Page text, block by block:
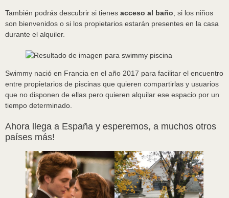
También podrás descubrir si tienes acceso al baño , si los niños
son bienvenidos o si los propietarios estarán presentes en la casa
durante el alquiler.
Swimmy nació en Francia en el año 2017 para facilitar el encuentro
entre propietarios de piscinas que quieren compartirlas y usuarios
que no disponen de ellas pero quieren alquilar ese espacio por un
tiempo determinado.
Ahora llega a España y esperemos, a muchos otros
países más!